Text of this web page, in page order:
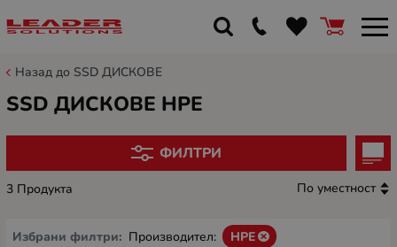
Назад до SSD ДИСКОВЕ
SSD ДИСКОВЕ HPE
ФИЛТРИ
3 Продукта По уместност
Избрани филтри: Производител: HPE